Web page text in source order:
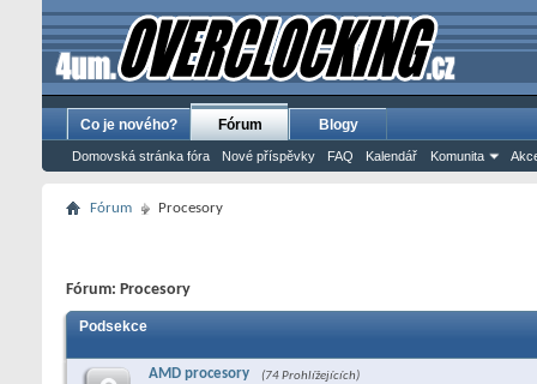
Co je nového? Fórum
Domovská stránka fóra Nové příspěvky FAQ Kalendář Komunita
Blogy
Fórum Procesory
Fórum: Procesory
Podsekce
AMD procesory
(74 Prohlížejících)